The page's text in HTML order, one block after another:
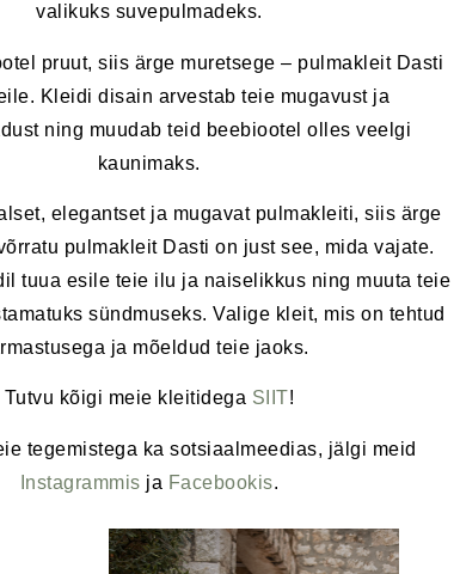
valikuks suvepulmadeks.
pruut, siis ärge muretsege – pulmakleit Dasti
Kleidi disain arvestab teie mugavust ja
ning muudab teid beebiootel olles veelgi
kaunimaks.
elegantset ja mugavat pulmakleiti, siis ärge
pulmakleit Dasti on just see, mida vajate.
tuua esile teie ilu ja naiselikkus ning muuta teie
sündmuseks. Valige kleit, mis on tehtud
ja mõeldud teie jaoks.
Tutvu kõigi meie kleitidega SIIT!
tegemistega ka sotsiaalmeedias, jälgi meid
Instagrammis ja Facebookis.